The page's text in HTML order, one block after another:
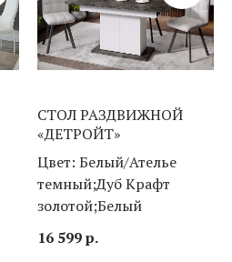
СТОЛ РАЗДВИЖНОЙ
«ДЕТРОЙТ»
Цвет: Белый/Ателье
темный;Дуб Крафт
золотой;Белый
16 599р.